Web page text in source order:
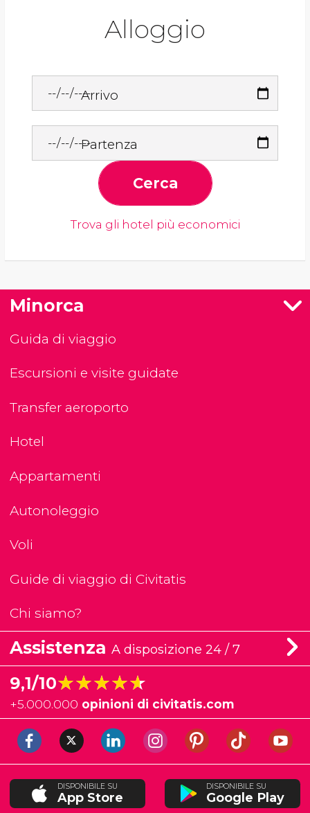
Alloggio
Arrivo
Partenza
Cerca
Trova gli hotel più economici
Minorca
Guida di viaggio
Escursioni e visite guidate
Transfer aeroporto
Hotel
Appartamenti
Autonoleggio
Voli
Guide di viaggio di Civitatis
Chi siamo?
Assistenza A disposizione 24 / 7
9,1/10★★★★★
★★★★★
+5.000.000 opinioni di civitatis.com
DISPONIBILE SU
App Store
DISPONIBILE SU
Google Play